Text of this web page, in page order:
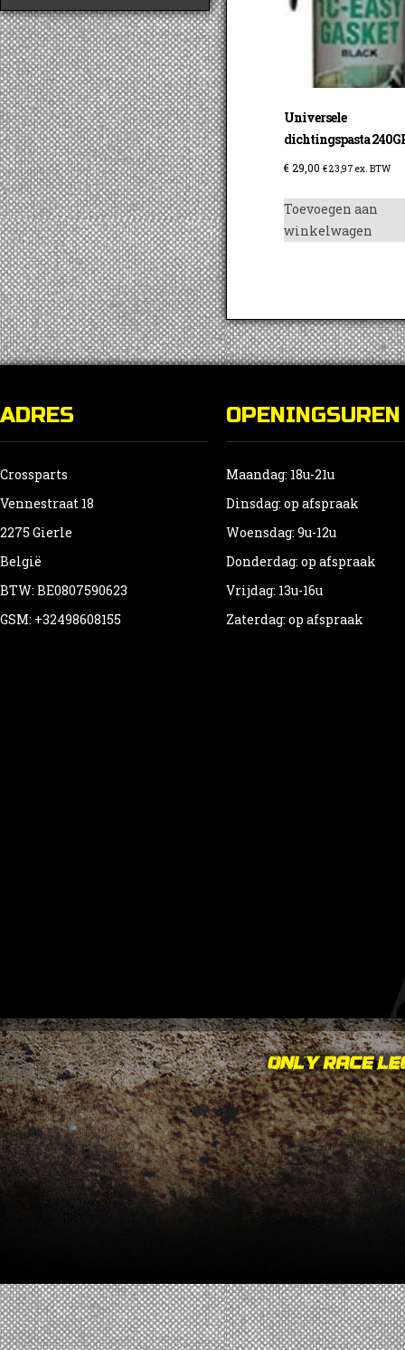
Universele
dichtingspasta
€29,00 €23,97 ex. BTW
Toevoegen aan
winkelwagen
ADRES
Crossparts
Vennestraat 18
2275 Gierle
België
BTW: BE0807590623
GSM: +32498608155
OPENINGSUREN
Maandag: 18u-21u
Dinsdag: op afspraak
Woensdag: 9u-12u
Donderdag: op afspraak
Vrijdag: 13u-16u
Zaterdag: op afspraak